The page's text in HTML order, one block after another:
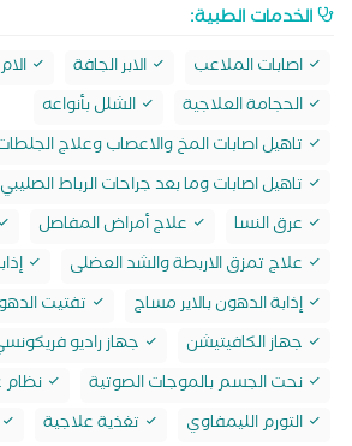
الخدمات الطبية:
اصابات الملاعب الابر الجافة
الحجامة العلاجية
الشلل بأنواعه
تاهيل اصابات المخ والاعصاب وعلاج
تاهيل اصابات وما بعد جراحات الرباط الصليبي
عرق النسا
علاج أمراض المفاصل
علاج تمزق الاربطة والشد العضلى
إذابة الدهون بالاير مساج
تفتيت
جهاز الكافيتيشن
جهاز راديو
نحت الجسم بالموجات الصوتية
نظام
التورم الليمفاوي
تغذية علاجية